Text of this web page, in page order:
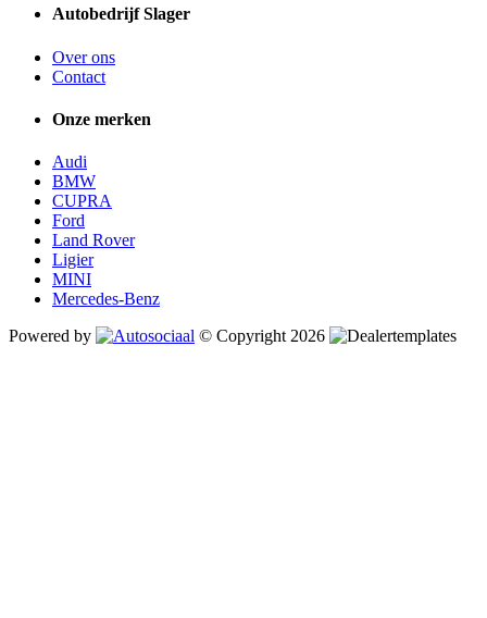
Autobedrijf Slager
Over ons
Contact
Onze merken
Audi
BMW
CUPRA
Ford
Land Rover
Ligier
MINI
Mercedes-Benz
Powered by
© Copyright 2026